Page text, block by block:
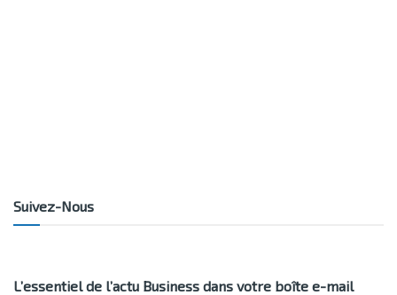
Suivez-Nous
L’essentiel de l’actu Business dans votre boîte e-mail